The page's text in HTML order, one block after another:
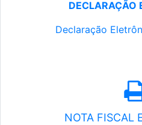
DECLARAÇÃO
Declaração
NOTA FISCAL